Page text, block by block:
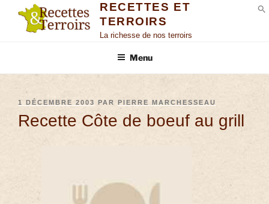
RECETTES ET
TERROIRS
La richesse de nos terroirs
Menu
1 DÉCEMBRE 2003 PAR PIERRE MARCHESSEAU
Recette Côte de boeuf au grill